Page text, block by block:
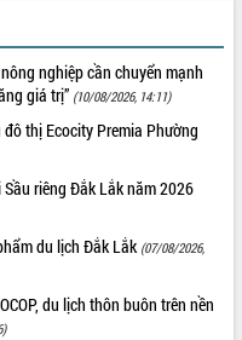
nghiệp cần chuyển mạnh
giá trị” (10/08/2026, 14:11)
thị Ecocity Premia Phường
riêng Đắk Lắk năm 2026
du lịch Đắk Lắk (07/08/2026,
du lịch thôn buôn trên nền